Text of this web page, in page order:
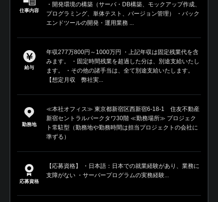
仕事内容
・開発環境の構築（サーバ・DB構築、モックアップ作成、
プログラミング、単体テスト、バージョン管理） ・バック
エンドツールの開発・運用業務 ...
給与
年収277万800円～1000万円 ・上記年収は固定残業代を含
みます。 ・固定時間残業を超過した分は、別途支給いたし
ます。 ・その他の諸手当は、全て別途支給いたします。
【想定月収 弊社実...
勤務地
≪本社オフィス≫ 東京都新宿区西新宿6-18-1 住友不動産
新宿セントラルパークタワ30階 ≪勤務場所≫ プロジェク
ト常駐型（勤務地や勤務時間は担当プロジェクトの会社に
準ずる）
応募資格
【応募資格】 ・日本語：日本での就業経験があり、業務に
支障がない ・サーバープログラムの実務経験...